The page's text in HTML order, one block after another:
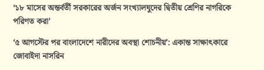
‘১৮ মাসের অন্তর্বর্তী সরকারের অর্জন সংখ্যালঘুদের দ্বিতীয় শ্রেণির নাগরিকে
পরিণত করা’
‘৫ আগস্টের পর বাংলাদেশে নারীদের অবস্থা শোচনীয়’: একান্ত সাক্ষাৎকারে
জোবাইদা নাসরিন